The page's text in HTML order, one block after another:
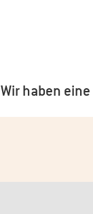
Wir haben eine